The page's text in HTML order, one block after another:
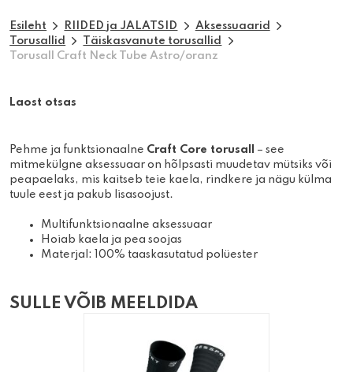
Esileht RIIDED ja JALATSID
Aksessuaarid
Torusallid
Täiskasvanute torusallid
Torusall Craft Neck Tube Astro/oranz
Laost otsas
Pehme ja funktsionaalne Craft Core torusall
– see
mitmekülgne aksessuaar on hõlpsasti muudetav mütsiks või
peapaelaks, mis kaitseb teie kaela, rindkere ja nägu külma
tuule eest ja pakub lisasoojust.
Multifunktsionaalne aksessuaar
Hoiab kaela ja pea soojas
Materjal: 100% taaskasutatud polüester
SULLE VÕIB MEELDIDA